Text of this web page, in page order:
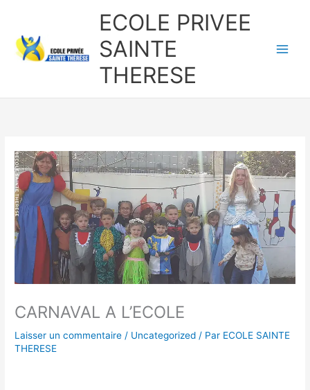
contenu
ECOLE PRIVEE
SAINTE
THERESE
CARNAVAL A L’ECOLE
Laisser un commentaire / Uncategorized / Par ECOLE SAINTE
THERESE